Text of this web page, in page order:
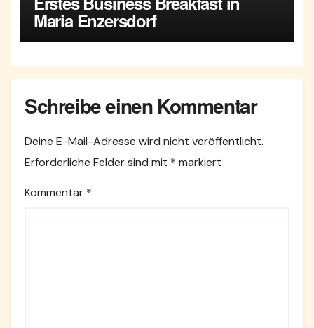
Maria Enzersdorf
Schreibe einen Kommentar
Deine E-Mail-Adresse wird nicht veröffentlicht.
Erforderliche Felder sind mit * markiert
Kommentar *